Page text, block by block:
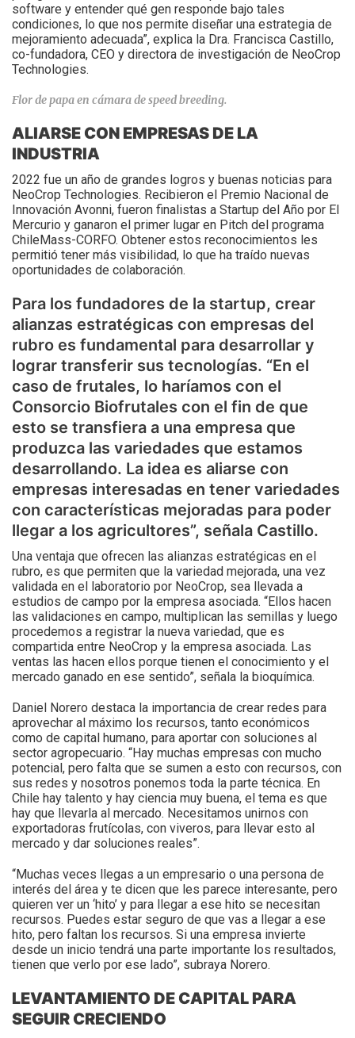
software y entender qué gen responde bajo tales
condiciones, lo que nos permite diseñar una estrategia de
mejoramiento adecuada”, explica la Dra. Francisca Castillo,
co-fundadora, CEO y directora de investigación de NeoCrop
Technologies.
Flor de papa en cámara de speed breeding.
ALIARSE CON EMPRESAS DE LA
INDUSTRIA
2022 fue un año de grandes logros y buenas noticias para
NeoCrop Technologies. Recibieron el Premio Nacional de
Innovación Avonni, fueron finalistas a Startup del Año por El
Mercurio y ganaron el primer lugar en Pitch del programa
ChileMass-CORFO. Obtener estos reconocimientos les
permitió tener más visibilidad, lo que ha traído nuevas
oportunidades de colaboración.
Para los fundadores de la startup, crear
alianzas estratégicas con empresas del
rubro es fundamental para desarrollar y
lograr transferir sus tecnologías. “En el
caso de frutales, lo haríamos con el
Consorcio Biofrutales con el fin de que
esto se transfiera a una empresa que
produzca las variedades que estamos
desarrollando. La idea es aliarse con
empresas interesadas en tener variedades
con características mejoradas para poder
llegar a los agricultores”, señala Castillo.
Una ventaja que ofrecen las alianzas estratégicas en el
rubro, es que permiten que la variedad mejorada, una vez
validada en el laboratorio por NeoCrop, sea llevada a
estudios de campo por la empresa asociada. “Ellos hacen
las validaciones en campo, multiplican las semillas y luego
procedemos a registrar la nueva variedad, que es
compartida entre NeoCrop y la empresa asociada. Las
ventas las hacen ellos porque tienen el conocimiento y el
mercado ganado en ese sentido”, señala la bioquímica.
Daniel Norero destaca la importancia de crear redes para
aprovechar al máximo los recursos, tanto económicos
como de capital humano, para aportar con soluciones al
sector agropecuario. “Hay muchas empresas con mucho
potencial, pero falta que se sumen a esto con recursos, con
sus redes y nosotros ponemos toda la parte técnica. En
Chile hay talento y hay ciencia muy buena, el tema es que
hay que llevarla al mercado. Necesitamos unirnos con
exportadoras frutícolas, con viveros, para llevar esto al
mercado y dar soluciones reales”.
“Muchas veces llegas a un empresario o una persona de
interés del área y te dicen que les parece interesante, pero
quieren ver un ‘hito’ y para llegar a ese hito se necesitan
recursos. Puedes estar seguro de que vas a llegar a ese
hito, pero faltan los recursos. Si una empresa invierte
desde un inicio tendrá una parte importante los resultados,
tienen que verlo por ese lado”, subraya Norero.
LEVANTAMIENTO DE CAPITAL PARA
SEGUIR CRECIENDO